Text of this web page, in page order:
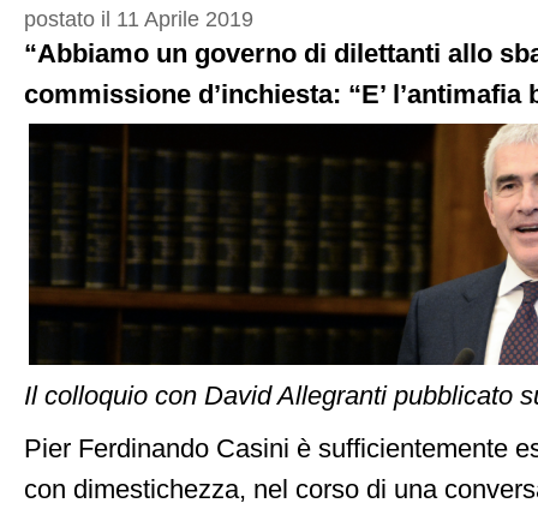
postato il 11 Aprile 2019
“Abbiamo un governo di dilettanti allo
commissione d’inchiesta: “E’ l’antimafia
Il colloquio con David Allegranti pubblicato
Pier Ferdinando Casini è sufficientemente
con dimestichezza, nel corso di una